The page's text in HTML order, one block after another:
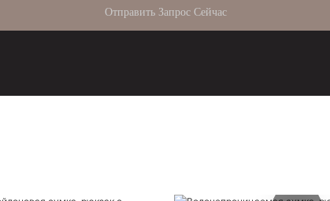
Отправить Запрос Сейчас